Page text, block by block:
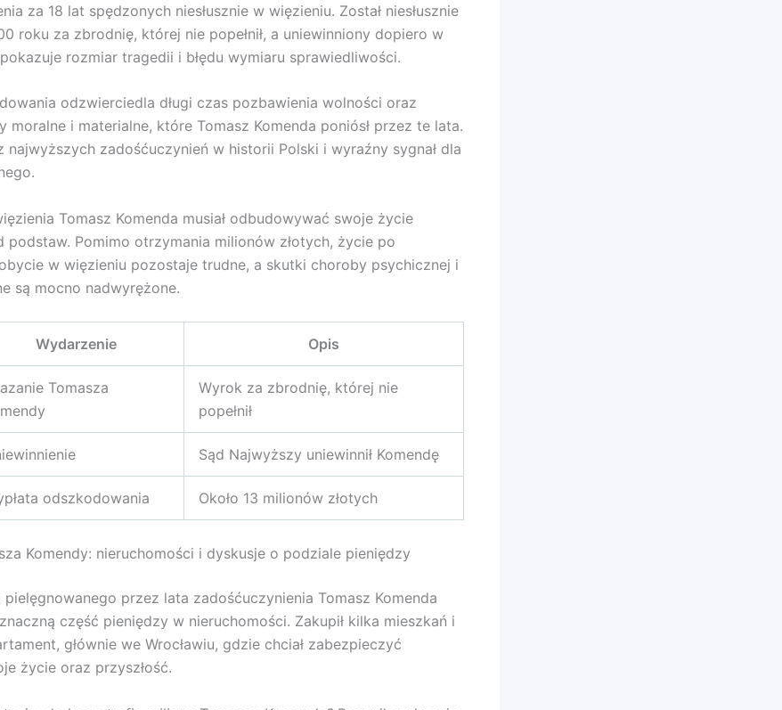
za 18 lat spędzonych niesłusznie w więzieniu. Został niesłusznie
roku za zbrodnię, której nie popełnił, a uniewinniony dopiero w
rozmiar tragedii i błędu wymiaru sprawiedliwości.
odzwierciedla długi czas pozbawienia wolności oraz
moralne i materialne, które Tomasz Komenda poniósł przez te lata.
najwyższych zadośćuczynień w historii Polski i wyraźny sygnał dla
Tomasz Komenda musiał odbudowywać swoje życie
podstaw. Pomimo otrzymania milionów złotych, życie po
w więzieniu pozostaje trudne, a skutki choroby psychicznej i
są mocno nadwyrężone.
Wydarzenie Opis
Tomasza
Wyrok za zbrodnię, której nie
popełnił
Sąd Najwyższy uniewinnił Komendę
odszkodowania Około 13 milionów złotych
Komendy: nieruchomości i dyskusje o podziale pieniędzy
przez lata zadośćuczynienia Tomasz Komenda
część pieniędzy w nieruchomości. Zakupił kilka mieszkań i
głównie we Wrocławiu, gdzie chciał zabezpieczyć
życie oraz przyszłość.